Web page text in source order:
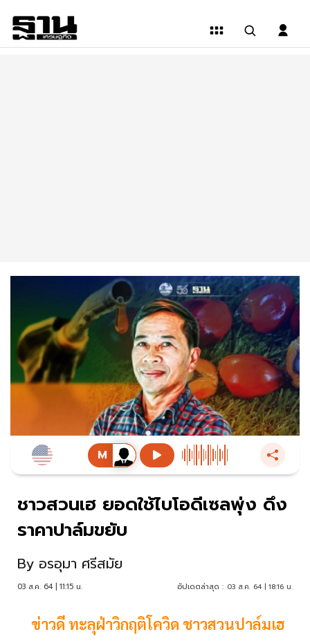
ชาวสวนเฮ ยอดใช้ไบโอดีเซลพุ่ง ดึง
ราคาปาล์มขยับ
By อรอุมา ศรีสมัย
03 ส.ค. 64 | 11:15 น. อัปเดตล่าสุด : 03 ส.ค. 64 | 18:16 น.
ข่าวดี ทะลุฝ่าวิกฤติโควิด ชาวสวนปาล์มเฮ